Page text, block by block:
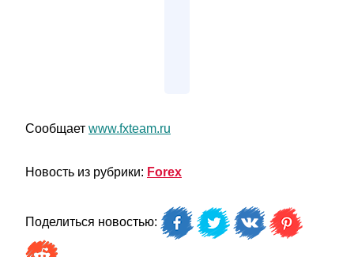
Сообщает www.fxteam.ru
Новость из рубрики: Forex
Поделиться новостью: